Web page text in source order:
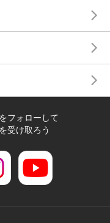
フォローして
受け取ろう